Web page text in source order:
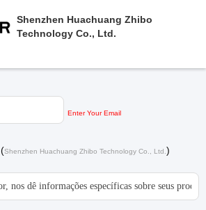
Shenzhen Huachuang Zhibo
Technology Co., Ltd.
Enter Your Email
(Shenzhen Huachuang Zhibo Technology Co., Ltd. )